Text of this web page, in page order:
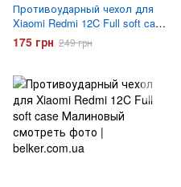
Противоударный чехол для
Xiaomi Redmi 12C Full soft case
Хвоя
175 грн 249 грн